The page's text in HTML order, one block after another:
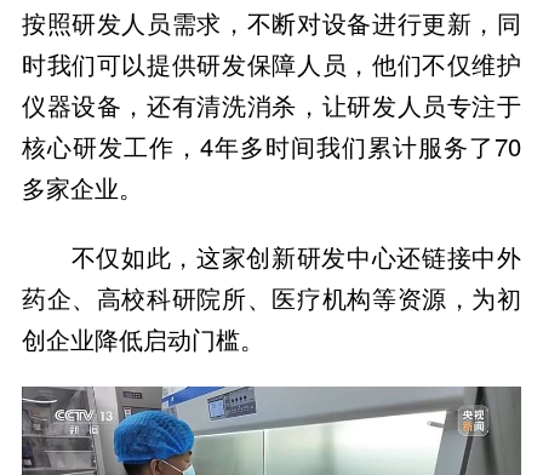
按照研发人员需求，不断对设备进行更新，同
时我们可以提供研发保障人员，他们不仅维护
仪器设备，还有清洗消杀，让研发人员专注于
核心研发工作，4年多时间我们累计服务了70
多家企业。
不仅如此，这家创新研发中心还链接中外
药企、高校科研院所、医疗机构等资源，为初
创企业降低启动门槛。